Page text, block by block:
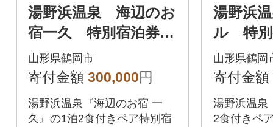
湯野浜温泉 海辺のお
宿一久 特別宿泊券
(二名様) 【食と温泉
のこだわりプラン】
山形県鶴岡市
寄付金額 300,000円
湯野浜温泉『海辺のお宿 一
久』の1泊2食付きペア特別宿
湯野浜
ル 特別
様) 【
だわり
山形県鶴岡
寄付金額
湯野浜温泉
2食付きペ